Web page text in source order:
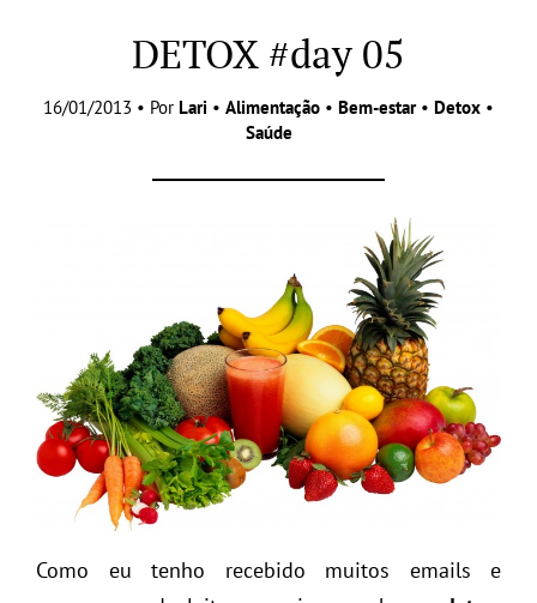
DETOX #day 05
16/01/2013 • Por Lari • Alimentação • Bem-estar• Detox •
Saúde
Como eu tenho recebido muitos emails e